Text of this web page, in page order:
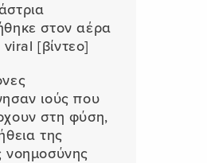
στον αέρα
viral [βίντεο]
ιούς που
στη φύση,
της
νοημοσύνης